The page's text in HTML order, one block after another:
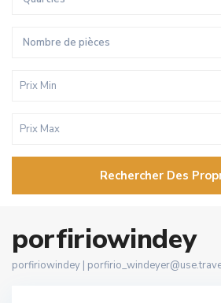
Nombre de pièces
Rechercher Des
porfiriowindey
porfiriowindey |